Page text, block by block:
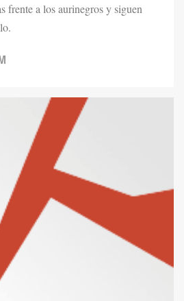
frente a los aurinegros y siguen